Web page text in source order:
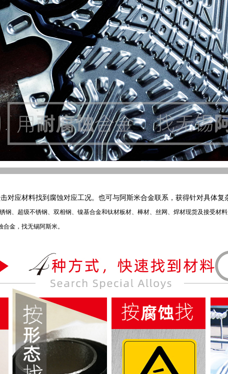
对应材料找到腐蚀对应工况。也可与阿斯米合金联系，获得针对具体复
钢、超级不锈钢、双相钢、镍基合金和钛材板材、棒材、丝网、焊材现货及接受材料
金，找无锡阿斯米。